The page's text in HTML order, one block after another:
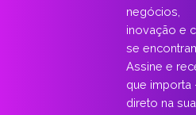
negócios,
inovação e
se
Assine e
que
direto na